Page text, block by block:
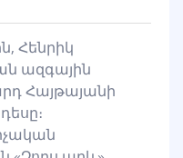
Հենրիկ
ազգային
Հայթայանի